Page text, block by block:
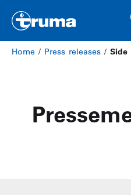
Home / Press releases / Side